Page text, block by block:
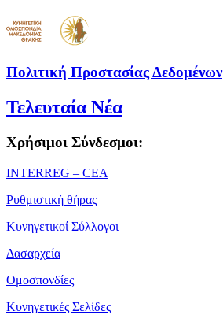
Πολιτική Προστασίας Δεδομένων
Τελευταία Νέα
Χρήσιμοι Σύνδεσμοι:
ΙΝΤΕRREG – CEA
Ρυθμιστική θήρας
Κυνηγετικοί Σύλλογοι
Δασαρχεία
Ομοσπονδίες
Κυνηγετικές Σελίδες